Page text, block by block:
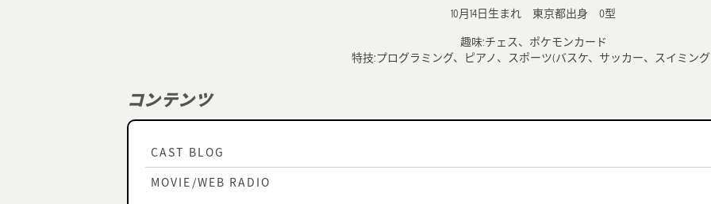
10月14日生まれ 東京都出身 O型
趣味:チェス、ポケモンカード
特技:プログラミング、ピアノ、スポーツ(バスケ、サッカー、スイミング
コンテンツ
CAST BLOG
MOVIE/WEB RADIO